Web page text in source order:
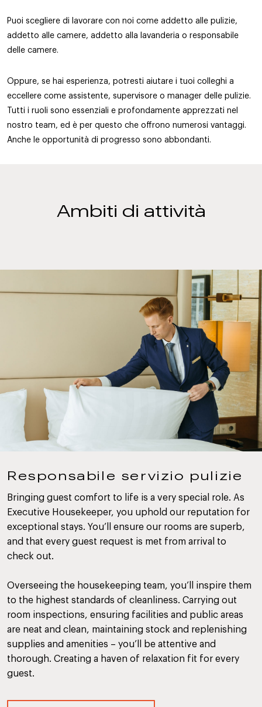
Puoi scegliere di lavorare con noi come addetto alle pulizie,
addetto alle camere, addetto alla lavanderia o responsabile
delle camere.
Oppure, se hai esperienza, potresti aiutare i tuoi colleghi a
eccellere come assistente, supervisore o manager delle pulizie.
Tutti i ruoli sono essenziali e profondamente apprezzati nel
nostro team, ed è per questo che offrono numerosi vantaggi.
Anche le opportunità di progresso sono abbondanti.
Ambiti di attività
Responsabile servizio pulizie
Bringing guest comfort to life is a very special role. As
Executive Housekeeper, you uphold our reputation for
exceptional stays. You’ll ensure our rooms are superb,
and that every guest request is met from arrival to
check out.
Overseeing the housekeeping team, you’ll inspire them
to the highest standards of cleanliness. Carrying out
room inspections, ensuring facilities and public areas
are neat and clean, maintaining stock and replenishing
supplies and amenities – you’ll be attentive and
thorough. Creating a haven of relaxation fit for every
guest.